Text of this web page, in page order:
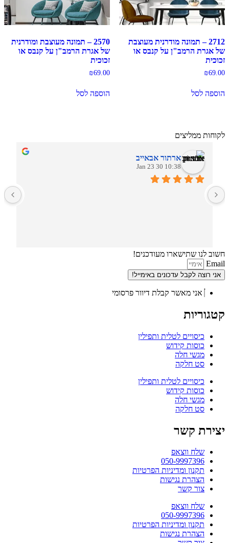
2712 – תמונה מודרנית מעוצבת
של אגרת הרמב"ן על קנבס או
זכוכית
₪69.00
הוספה לסל
2570 – תמונה מעוצבת ומודרנית
של אגרת הרמב"ן על קנבס או
זכוכית
₪69.00
הוספה לסל
לקוחות ממליצים
ארתור אבאייב
10:38 30 Jan 23
חשוב לנו שתישארו מעודכנים!
Email
אני רוצה לקבל עדכונים באימייל!
אני מאשר קבלת דיוור פרסומי
קטגוריות
כיסויים לטלית ותפילין
כוסות קידוש
מגשי חלה
סט חלקה
כיסויים לטלית ותפילין
כוסות קידוש
מגשי חלה
סט חלקה
יצירת קשר
שלח ווצאפ
050-9997396
תקנון ומדיניות הפרטיות
הצהרת נגישות
צור קשר
שלח ווצאפ
050-9997396
תקנון ומדיניות הפרטיות
הצהרת נגישות